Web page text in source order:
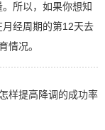
所以，如果你想知
经周期的第12天去
情况。
怎样提高降调的成功率